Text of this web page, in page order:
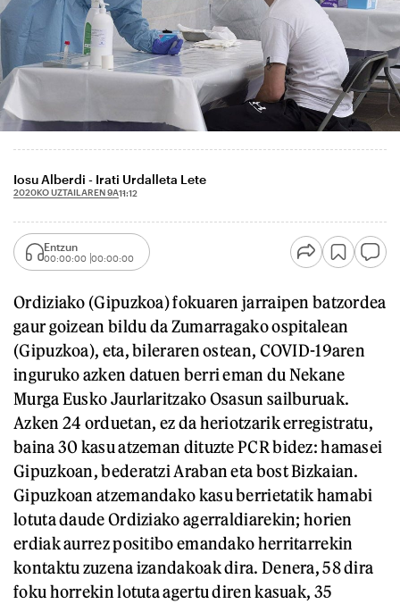
Iosu Alberdi - Irati Urdalleta Lete
2020KO UZTAILAREN 9A11:12
Entzun
00:00:00 00:00:00
Ordiziako (Gipuzkoa) fokuaren jarraipen batzordea
gaur goizean bildu da Zumarragako ospitalean
(Gipuzkoa), eta, bileraren ostean, COVID-19aren
inguruko azken datuen berri eman du Nekane
Murga Eusko Jaurlaritzako Osasun sailburuak.
Azken 24 orduetan, ez da heriotzarik erregistratu,
baina 30 kasu atzeman dituzte PCR bidez: hamasei
Gipuzkoan, bederatzi Araban eta bost Bizkaian.
Gipuzkoan atzemandako kasu berrietatik hamabi
lotuta daude Ordiziako agerraldiarekin; horien
erdiak aurrez positibo emandako herritarrekin
kontaktu zuzena izandakoak dira. Denera, 58 dira
foku horrekin lotuta agertu diren kasuak, 35